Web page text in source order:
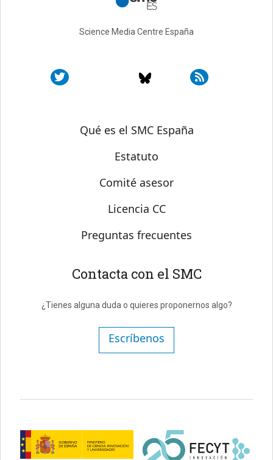
Science Media Centre España
Sobre SMC España
Qué es el SMC España
Estatuto
Comité asesor
Licencia CC
Preguntas frecuentes
Contacta con el SMC
¿Tienes alguna duda o quieres proponernos algo?
Escríbenos